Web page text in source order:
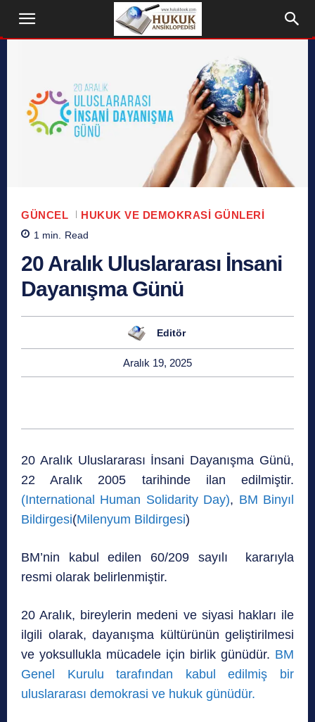
GÜNCEL HUKUK VE DEMOKRASI GÜNLERI
1 min. Read
20 Aralık Uluslararası İnsani
Dayanışma Günü
Editör
Aralık 19, 2025
20 Aralık Uluslararası İnsani Dayanışma Günü,
22 Aralık 2005 tarihinde ilan edilmiştir.
(International Human Solidarity Day), BM Binyıl
Bildirgesi(Milenyum Bildirgesi)
BM’nin kabul edilen 60/209 sayılı kararıyla
resmi olarak belirlenmiştir.
20 Aralık, bireylerin medeni ve siyasi hakları ile
ilgili olarak, dayanışma kültürünün geliştirilmesi
ve yoksullukla mücadele için birlik günüdür. BM
Genel Kurulu tarafından kabul edilmiş bir
uluslararası demokrasi ve hukuk günüdür.